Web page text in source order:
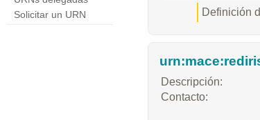
Solicitar un URN
Definición
Descripción:
Contacto: